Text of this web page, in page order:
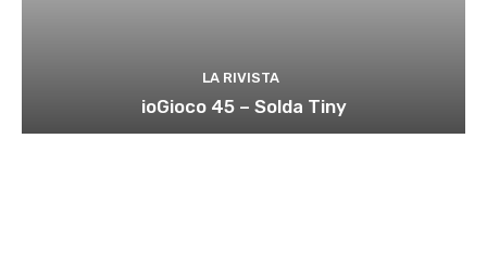
LA RIVISTA
ioGioco 45 – Solda Tiny